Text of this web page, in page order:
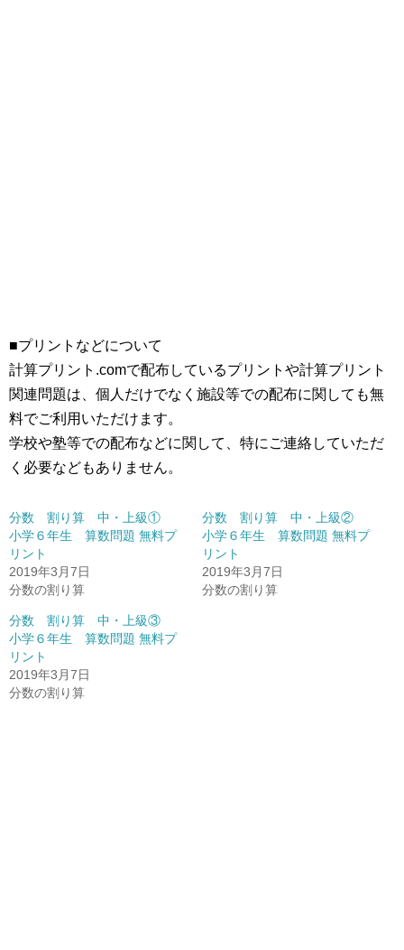
■プリントなどについて
計算プリント.comで配布しているプリントや計算プリント
関連問題は、個人だけでなく施設等での配布に関しても無
料でご利用いただけます。
学校や塾等での配布などに関して、特にご連絡していただ
く必要などもありません。
分数 割り算 中・上級①
小学６年生 算数問題 無料プ
リント
2019年3月7日
分数の割り算
分数 割り算 中・上級②
小学６年生 算数問題 無料プ
リント
2019年3月7日
分数の割り算
分数 割り算 中・上級③
小学６年生 算数問題 無料プ
リント
2019年3月7日
分数の割り算